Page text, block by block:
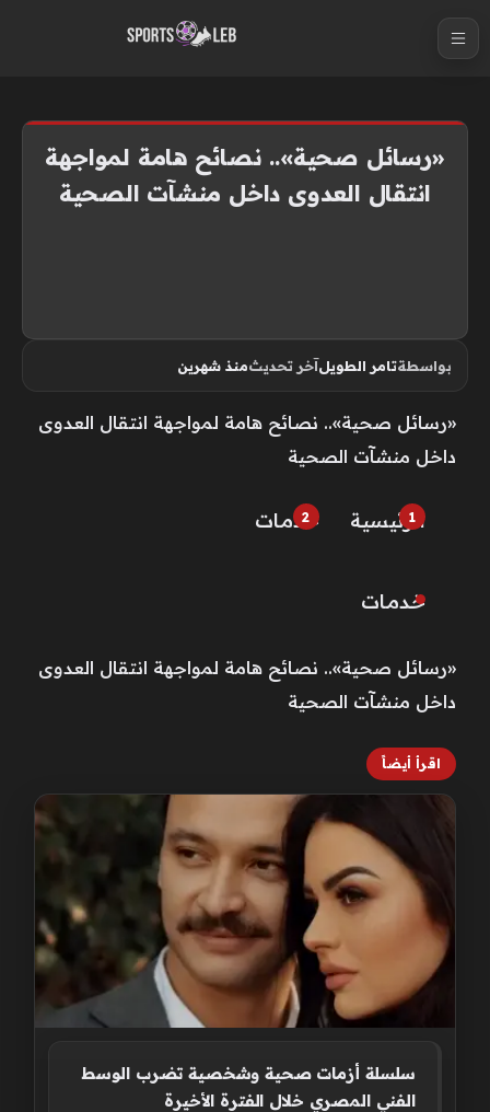
«رسائل صحية».. نصائح هامة لمواجهة
انتقال العدوى داخل منشآت الصحية
بواسطةتامر الطويلآخر تحديثمنذ شهرين
«رسائل صحية».. نصائح هامة لمواجهة انتقال العدوى
داخل منشآت الصحية
الرئيسية خـدمـات
خـدمـات
«رسائل صحية».. نصائح هامة لمواجهة انتقال العدوى
داخل منشآت الصحية
اقرأ أيضاً
سلسلة أزمات صحية وشخصية تضرب الوسط
الفني المصري خلال الفترة الأخيرة